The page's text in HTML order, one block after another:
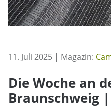
11. Juli 2025 | Magazin:
Die Woche an
Braunschweig |